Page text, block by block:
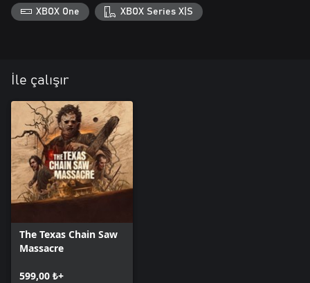
XBOX One XBOX Series X|S
İle çalışır
The Texas Chain Saw
Massacre
599,00 ₺+